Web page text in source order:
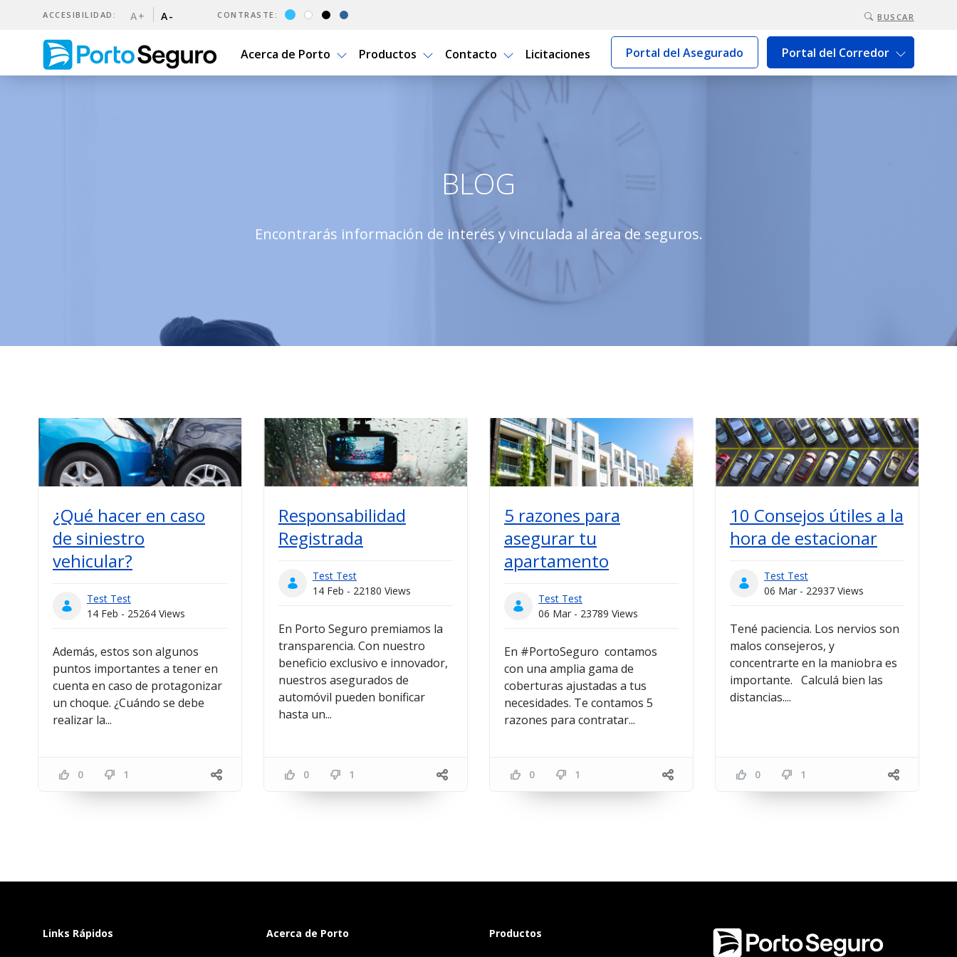
BUSCAR
ACCESIBILIDAD: A+ A- CONTRASTE:
Acerca de Porto Productos Contacto Licitaciones Portal del Asegurado Portal del Corredor
Blog | Porto Seguro Uruguay
BLOG
Encontrarás información de interés y vinculada al área de seguros.
¿Qué hacer en caso
de siniestro
vehicular?
Test Test
14 Feb - 25264 Views
Además, estos son algunos
puntos importantes a tener en
cuenta en caso de protagonizar
un choque. ¿Cuándo se debe
realizar la...
0 1
Responsabilidad
Registrada
Test Test
14 Feb - 22180 Views
En Porto Seguro premiamos la
transparencia. Con nuestro
beneficio exclusivo e innovador,
nuestros asegurados de
automóvil pueden bonificar
hasta un...
0 1
5 razones para
asegurar tu
apartamento
Test Test
06 Mar - 23789 Views
En #PortoSeguro contamos
con una amplia gama de
coberturas ajustadas a tus
necesidades. Te contamos 5
razones para contratar...
0 1
10 Consejos útiles a la
hora de estacionar
Test Test
06 Mar - 22937 Views
Tené paciencia. Los nervios son
malos consejeros, y
concentrarte en la maniobra es
importante. Calculá bien las
distancias....
0 1
Links Rápidos Acerca de Porto Productos